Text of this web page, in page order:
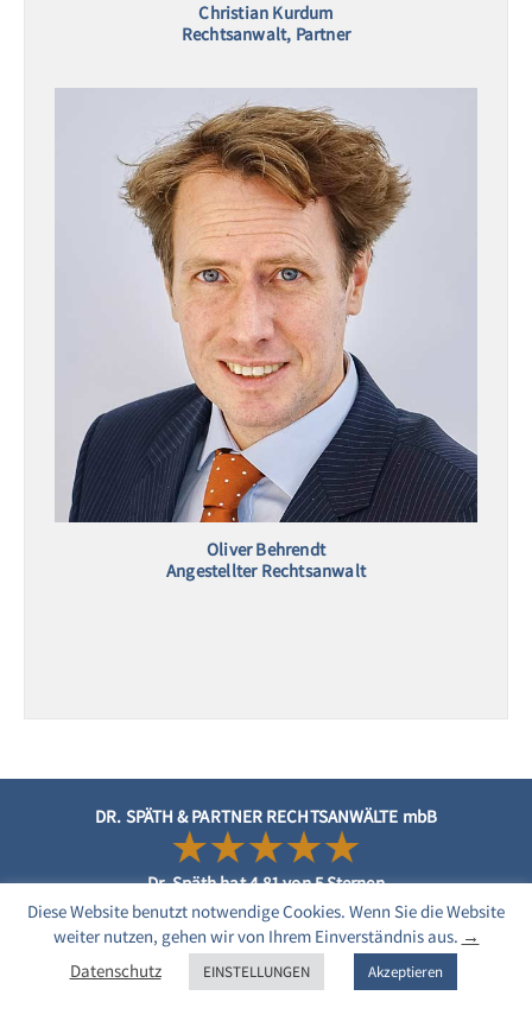
Christian Kurdum
Rechtsanwalt, Partner
Oliver Behrendt
Angestellter Rechtsanwalt
DR. SPÄTH & PARTNER RECHTSANWÄLTE mbB
Dr. Späthhat4.81von5Sternen
117neue Bewertungen auf Provenexpert
DATENSCHUTZ
IMPRESSUM
VOLLMACHT UND
MANDATSVEREINBARUNG
Diese Website benutzt notwendige Cookies. Wenn Sie die Website
weiter nutzen, gehen wir von Ihrem Einverständnis aus. →
Datenschutz
EINSTELLUNGEN Akzeptieren